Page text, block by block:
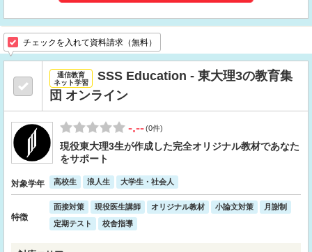
チェックを入れて資料請求（無料）
通信教育
ネット学習
SSS Education - 東大理3の教育集
団 オンライン
-.--(0件)
現役東大理3生が作成した完全オリジナル教材であなた
をサポート
対象学年 高校生 浪人生 大学生・社会人
特徴
面接対策 現役医生講師 オリジナル教材 小論文対策
月謝制
定期テスト
校舎指導